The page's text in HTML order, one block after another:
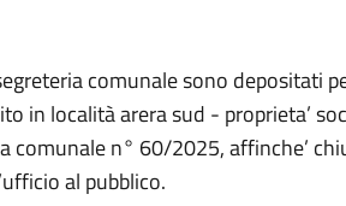
comunale sono depositati
in località arera sud - proprieta’
comunale n° 60/2025, affinche’
al pubblico.